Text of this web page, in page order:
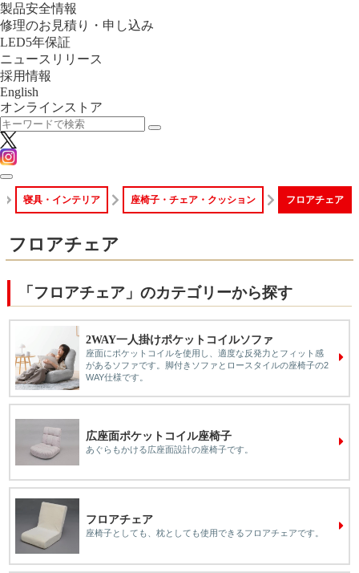
製品安全情報
修理のお見積り・申し込み
LED5年保証
ニュースリリース
採用情報
English
オンラインストア
寝具・インテリア 座椅子・チェア・クッション フロアチェア
フロアチェア
「フロアチェア」のカテゴリーから探す
2WAY一人掛けポケットコイルソファ
座面にポケットコイルを使用し、適度な反発力とフィット感
があるソファです。脚付きソファとロースタイルの座椅子の2
WAY仕様です。
広座面ポケットコイル座椅子
あぐらもかける広座面設計の座椅子です。
フロアチェア
座椅子としても、枕としても使用できるフロアチェアです。